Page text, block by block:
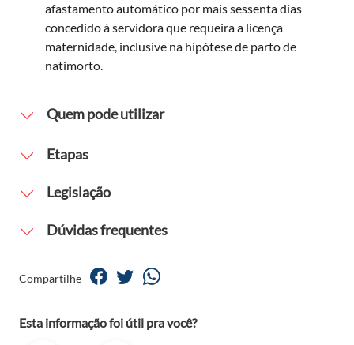
afastamento automático por mais sessenta dias
concedido à servidora que requeira a licença
maternidade, inclusive na hipótese de parto de
natimorto.
Quem pode utilizar
Etapas
Legislação
Dúvidas frequentes
Compartilhe
Esta informação foi útil pra você?